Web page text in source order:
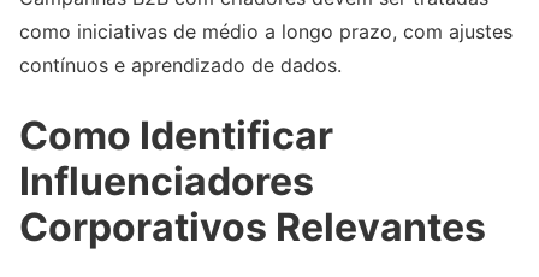
como iniciativas de médio a longo prazo, com ajustes
contínuos e aprendizado de dados.
Como Identificar
Influenciadores
Corporativos Relevantes